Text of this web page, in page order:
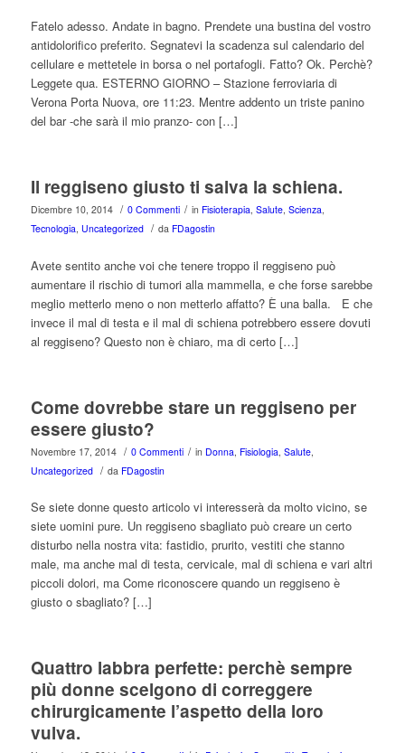
Fatelo adesso. Andate in bagno. Prendete una bustina del vostro
antidolorifico preferito. Segnatevi la scadenza sul calendario del
cellulare e mettetele in borsa o nel portafogli. Fatto? Ok. Perchè?
Leggete qua. ESTERNO GIORNO – Stazione ferroviaria di
Verona Porta Nuova, ore 11:23. Mentre addento un triste panino
del bar -che sarà il mio pranzo- con […]
Il reggiseno giusto ti salva la schiena.
Dicembre 10, 2014 / 0 Commenti / in Fisioterapia, Salute, Scienza,
Tecnologia, Uncategorized / da FDagostin
Avete sentito anche voi che tenere troppo il reggiseno può
aumentare il rischio di tumori alla mammella, e che forse sarebbe
meglio metterlo meno o non metterlo affatto? È una balla. E che
invece il mal di testa e il mal di schiena potrebbero essere dovuti
al reggiseno? Questo non è chiaro, ma di certo […]
Come dovrebbe stare un reggiseno per
essere giusto?
Novembre 17, 2014 / 0 Commenti / in Donna Fisiologia Salute,
Uncategorized / da FDagostin
Se siete donne questo articolo vi interesserà da molto vicino, se
siete uomini pure. Un reggiseno sbagliato può creare un certo
disturbo nella nostra vita: fastidio, prurito, vestiti che stanno
male, ma anche mal di testa, cervicale, mal di schiena e vari altri
piccoli dolori, ma Come riconoscere quando un reggiseno è
giusto o sbagliato? […]
Quattro labbra perfette: perchè sempre
più donne scelgono di correggere
chirurgicamente l’aspetto della loro
vulva.